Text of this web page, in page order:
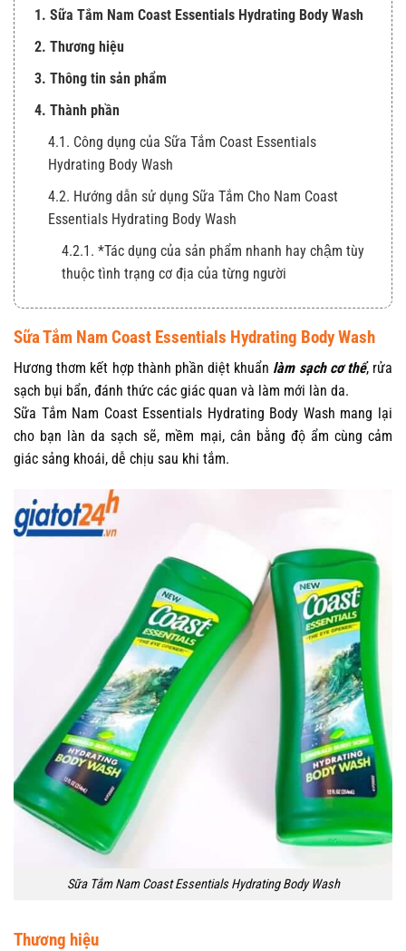
1. Sữa Tắm Nam Coast Essentials Hydrating Body Wash
2. Thương hiệu
3. Thông tin sản phẩm
4. Thành phần
4.1. Công dụng của Sữa Tắm Coast Essentials
Hydrating Body Wash
4.2. Hướng dẫn sử dụng Sữa Tắm Cho Nam Coast
Essentials Hydrating Body Wash
4.2.1. *Tác dụng của sản phẩm nhanh hay chậm tùy
thuộc tình trạng cơ địa của từng người
Sữa Tắm Nam Coast Essentials Hydrating Body Wash
Hương thơm kết hợp thành phần diệt khuẩn làm sạch cơ thể, rửa
sạch bụi bẩn, đánh thức các giác quan và làm mới làn da.
Sữa Tắm Nam Coast Essentials Hydrating Body Wash mang lại
cho bạn làn da sạch sẽ, mềm mại, cân bằng độ ẩm cùng cảm
giác sảng khoái, dễ chịu sau khi tắm.
Sữa Tắm Nam Coast Essentials Hydrating Body Wash
Thương hiệu